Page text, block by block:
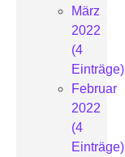
März
2022
(4
Einträge)
Februar
2022
(4
Einträge)